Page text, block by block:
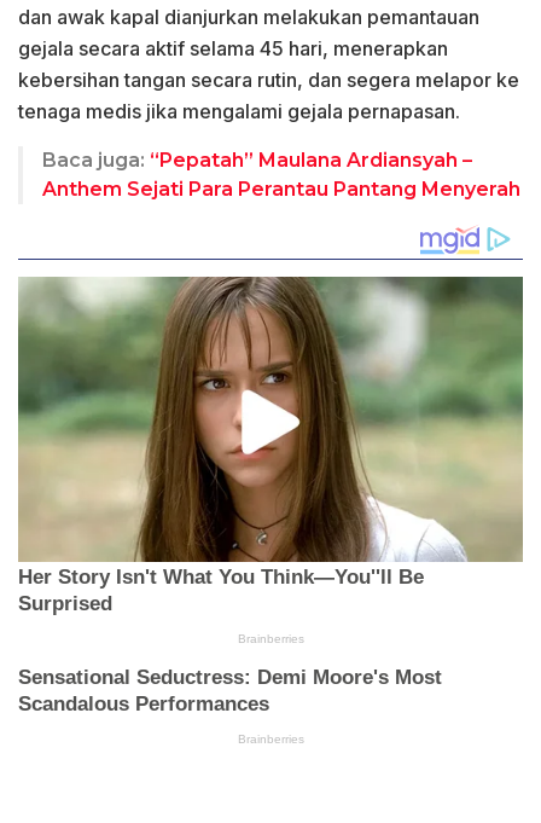
dan awak kapal dianjurkan melakukan pemantauan
gejala secara aktif selama 45 hari, menerapkan
kebersihan tangan secara rutin, dan segera melapor ke
tenaga medis jika mengalami gejala pernapasan.
Baca juga: “Pepatah” Maulana Ardiansyah –
Anthem Sejati Para Perantau Pantang Menyerah